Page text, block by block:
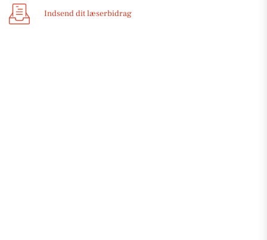
Indsend dit læserbidrag